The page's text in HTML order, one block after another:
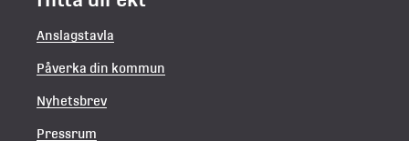
Anslagstavla
Påverka din kommun
Nyhetsbrev
Pressrum